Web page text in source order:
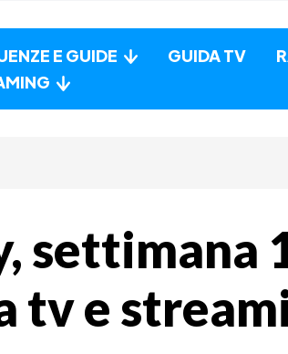
E GUIDE GUIDA TV
settimana
tv e